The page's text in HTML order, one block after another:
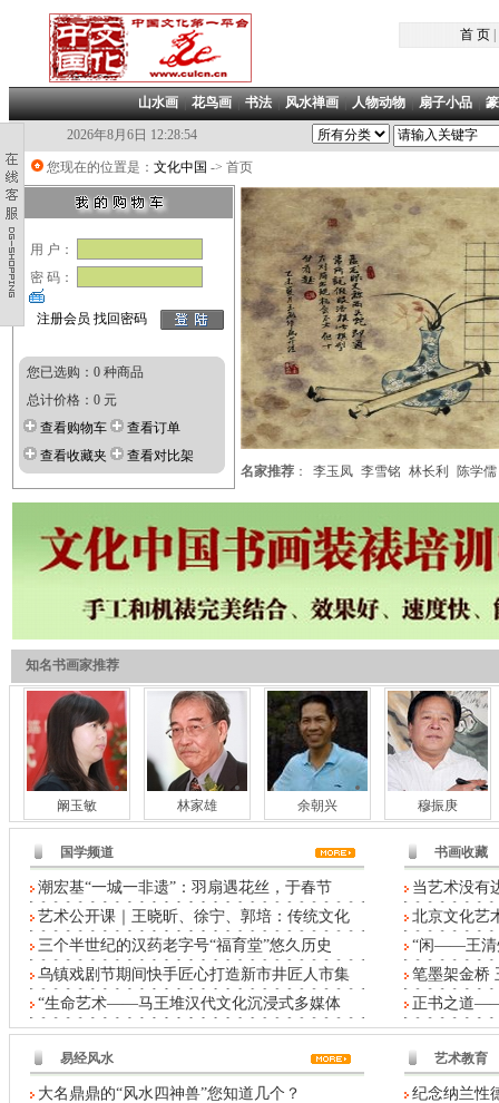
首 页|
山水画|花鸟画|书法|风水禅画|人物动物|扇子小品|
2026年8月6日 12:28:55
您现在的位置是： 文化中国 -> 首页
用 户：
密 码：
注册会员 找回密码
您已选购：0 种商品
总计价格：0 元
查看购物车
查看订单
查看收藏夹
查看对比架
名家推荐 ： 李玉凤 李雪铭 林长利 陈学儒
知名书画家推荐
阚玉敏 林家雄 余朝兴 穆振庚
国学频道
潮宏基“一城一非遗”：羽扇遇花丝，于春节
艺术公开课｜王晓昕、徐宁、郭培：传统文化
三个半世纪的汉药老字号“福育堂”悠久历史
乌镇戏剧节期间快手匠心打造新市井匠人市集
“生命艺术——马王堆汉代文化沉浸式多媒体
书画收藏
当艺术没有
北京文化艺
“闲——王清
笔墨架金桥
正书之道
易经风水
大名鼎鼎的“风水四神兽”您知道几个？
艺术教育
纪念纳兰性